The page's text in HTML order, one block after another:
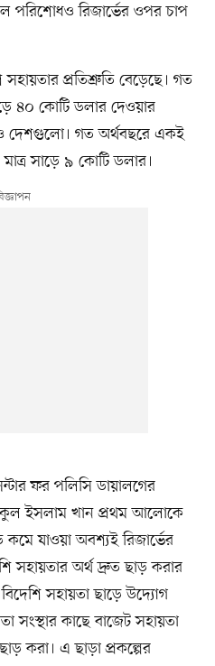
পরিশোধও রিজার্ভের ওপর চাপ
প্রতিশ্রুতি বেড়েছে। গত
৪০ কোটি ডলার দেওয়ার
ও দেশগুলো। গত অর্থবছরে একই
সাড়ে ৯ কোটি ডলার।
ফর পলিসি ডায়ালগের
ইসলাম খান প্রথম আলোকে
যাওয়া অবশ্যই রিজার্ভের
সহায়তার অর্থ দ্রুত ছাড় করার
সহায়তা ছাড়ে উদ্যোগ
সংস্থার কাছে বাজেট সহায়তা
করা। এ ছাড়া প্রকল্পের